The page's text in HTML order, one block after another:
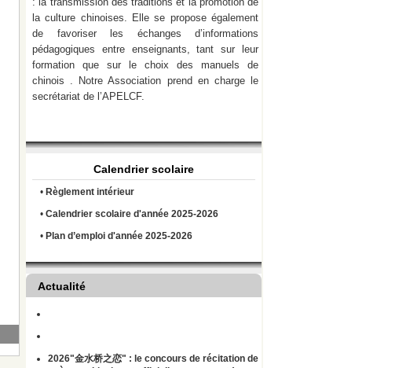
la culture chinoises. Elle se propose également
de favoriser les échanges d’informations
pédagogiques entre enseignants, tant sur leur
formation que sur le choix des manuels de
chinois . Notre Association prend en charge le
secrétariat de l’APELCF.
Calendrier scolaire
• Règlement intérieur
• Calendrier scolaire d'année 2025-2026
• Plan d’emploi d'année 2025-2026
Actualité
2026"金水桥之恋" : le concours de récitation de